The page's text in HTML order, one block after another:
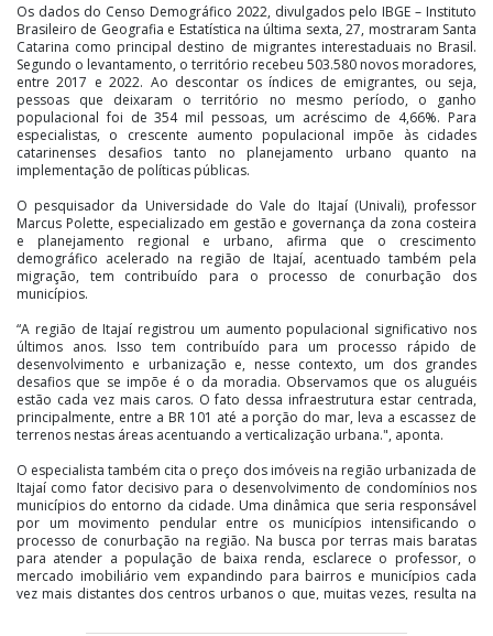
Os dados do Censo Demográfico 2022, divulgados pelo IBGE – Instituto
Brasileiro de Geografia e Estatística na última sexta, 27, mostraram Santa
Catarina como principal destino de migrantes interestaduais no Brasil.
Segundo o levantamento, o território recebeu 503.580 novos moradores,
entre 2017 e 2022. Ao descontar os índices de emigrantes, ou seja,
pessoas que deixaram o território no mesmo período, o ganho
populacional foi de 354 mil pessoas, um acréscimo de 4,66%. Para
especialistas, o crescente aumento populacional impõe às cidades
catarinenses desafios tanto no planejamento urbano quanto na
implementação de políticas públicas.
O pesquisador da Universidade do Val​e do Itajaí (Univali), professor
Marcus Polette, especializado em gestão e governança da zona costeira
e planejamento regional e urbano, afirma que o crescimento
demográfico acelerado na região de Itajaí, acentuado também pela
migração, tem contribuído para o processo de conurbação dos
municípios.
“A região de Itajaí registrou um aumento populacional significativo nos
últimos anos. Isso tem contribuído para um processo rápido de
desenvolvimento e urbanização e, nesse contexto, um dos grandes
desafios que se impõe é o da moradia. Observamos que os aluguéis
estão cada vez mais caros. O fato dessa infraestrutura estar centrada,
principalmente, entre a BR 101 até a porção do mar, leva a escassez de
terrenos nestas áreas acentuando a verticalização urbana.", aponta.
O especialista também cita o preço dos imóveis na região urbanizada de
Itajaí como fator decisivo para o desenvolvimento de condomínios nos
municípios do entorno da cidade. Uma dinâmica que seria responsável
por um movimento pendular entre os municípios intensificando o
processo de conurbação na região. Na busca por terras mais baratas
para atender a população de baixa renda, esclarece o professor, o
mercado imobiliário vem expandindo para bairros e municípios cada
vez mais distantes dos centros urbanos o que, muitas vezes, resulta na
relativamente pequenos.